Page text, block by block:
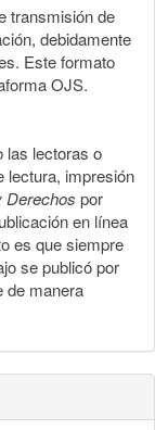
transmisión de
debidamente
Este formato
OJS.
las lectoras o
lectura, impresión
Derechos por
en línea
es que siempre
se publicó por
de manera